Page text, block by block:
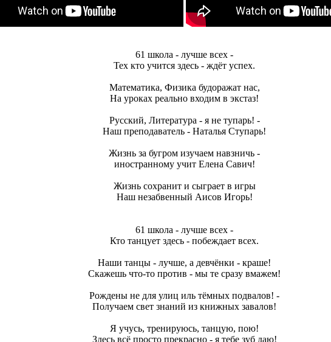
61 школа - лучше всех -
Тех кто учится здесь - ждёт успех.
Математика, Физика будоражат нас,
На уроках реально входим в экстаз!
Русский, Литература - я не тупарь! -
Наш преподаватель - Наталья Ступарь!
Жизнь за бугром изучаем навзничь -
иностранному учит Елена Савич!
Жизнь сохранит и сыграет в игры
Наш незабвенный Аисов Игорь!
61 школа - лучше всех -
Кто танцует здесь - побеждает всех.
Наши танцы - лучше, а девчёнки - краше!
Скажешь что-то против - мы те сразу вмажем!
Рождены не для улиц иль тёмных подвалов! -
Получаем свет знаний из книжных завалов!
Я учусь, тренируюсь, танцую, пою!
Здесь всё просто прекрасно - я тебе зуб даю!